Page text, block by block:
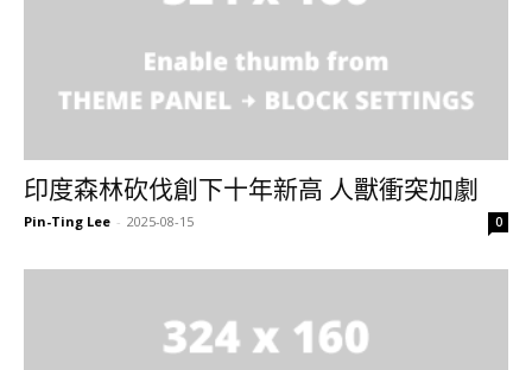
印度森林砍伐創下十年新高 人獸衝突加劇
Pin-Ting Lee - 2025-08-15 0